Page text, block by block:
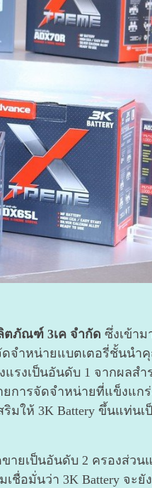
ตภัณฑ์ 3เค จำกัด ซึ่งเข้า
จำหน่ายแบตเตอรี่ชั้นนำ
รงเป็นอันดับ 1 จากผลสำ
ยการจัดจำหน่ายที่แข็งแก
มให้ 3K Battery ขึ้นแท่น
ยเป็นอันดับ 2 ครองส่วน
ชื่อมั่นว่า 3K Battery จะยั